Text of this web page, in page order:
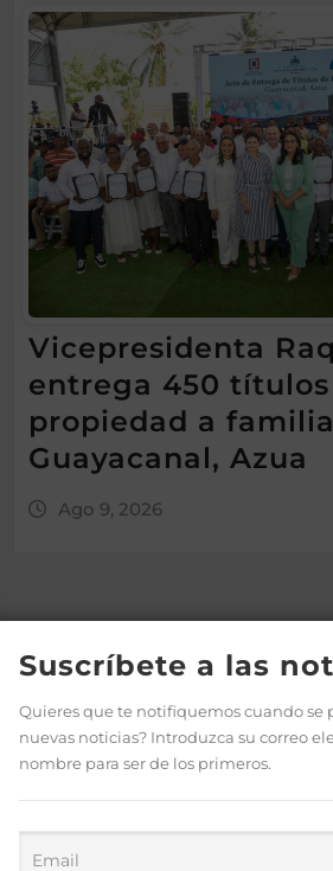
Vicepresidenta
entrega 450 títulos
propiedad a
Guayacanal, Azua
Ago 9, 2026
Suscríbete a las
Quieres que te notifiquemos cuando se
nuevas noticias? Introduzca su correo
nombre para ser de los primeros.